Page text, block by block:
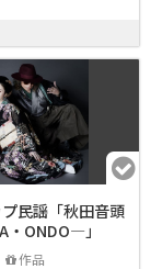
民謡「秋田音頭
ONDO―」
作品